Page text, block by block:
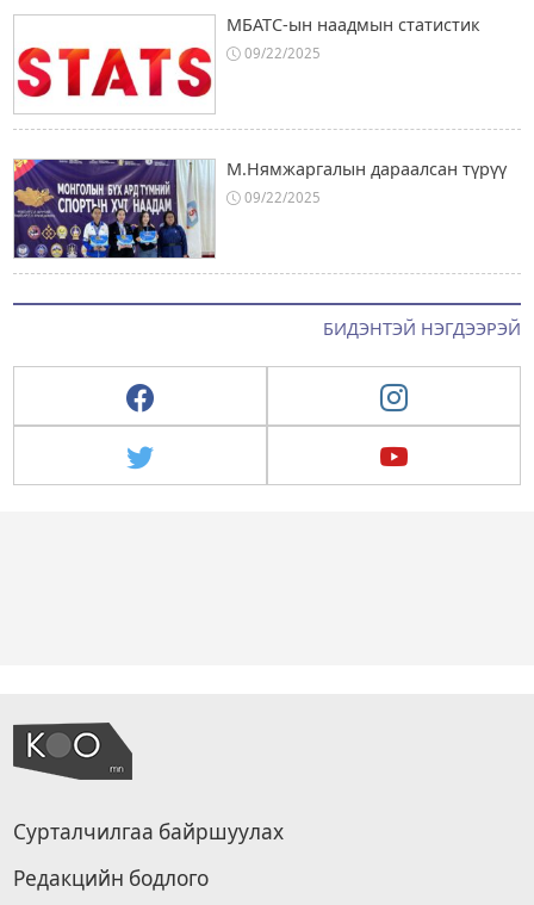
МБАТС-ын наадмын статистик
09/22/2025
М.Нямжаргалын дараалсан түрүү
09/22/2025
БИДЭНТЭЙ НЭГДЭЭРЭЙ
Сурталчилгаа байршуулах
Редакцийн бодлого